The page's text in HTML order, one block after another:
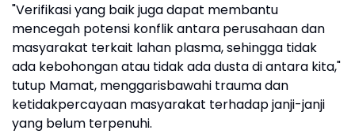
"Verifikasi yang baik juga dapat membantu
mencegah potensi konflik antara perusahaan dan
masyarakat terkait lahan plasma, sehingga tidak
ada kebohongan atau tidak ada dusta di antara kita,"
tutup Mamat, menggarisbawahi trauma dan
ketidakpercayaan masyarakat terhadap janji-janji
yang belum terpenuhi.